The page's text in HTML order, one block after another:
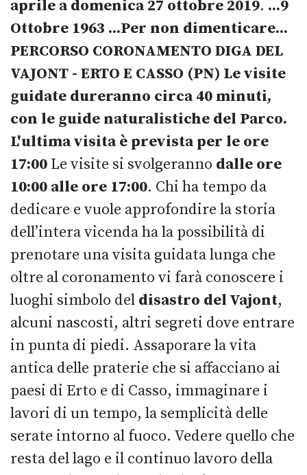
aprile a domenica 27 ottobre 2019. ...9
Ottobre 1963 ...Per non dimenticare...
PERCORSO CORONAMENTO DIGA DEL
VAJONT - ERTO E CASSO (PN) Le visite
guidate dureranno circa 40 minuti,
con le guide naturalistiche del Parco.
L'ultima visita è prevista per le ore
17:00 Le visite si svolgeranno dalle ore
10:00 alle ore 17:00. Chi ha tempo da
dedicare e vuole approfondire la storia
dell’intera vicenda ha la possibilità di
prenotare una visita guidata lunga che
oltre al coronamento vi farà conoscere i
luoghi simbolo del disastro del Vajont,
alcuni nascosti, altri segreti dove entrare
in punta di piedi. Assaporare la vita
antica delle praterie che si affacciano ai
paesi di Erto e di Casso, immaginare i
lavori di un tempo, la semplicità delle
serate intorno al fuoco. Vedere quello che
resta del lago e il continuo lavoro della